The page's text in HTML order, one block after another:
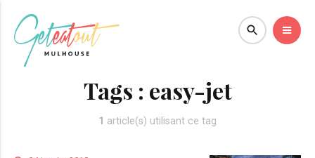
Tags : easy-jet
1 article(s) utilisant ce tag